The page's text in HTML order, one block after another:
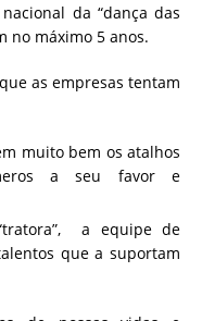
da “dança das
no máximo 5 anos.
as empresas tentam
muito bem os atalhos
a seu favor e
a equipe de
que a suportam